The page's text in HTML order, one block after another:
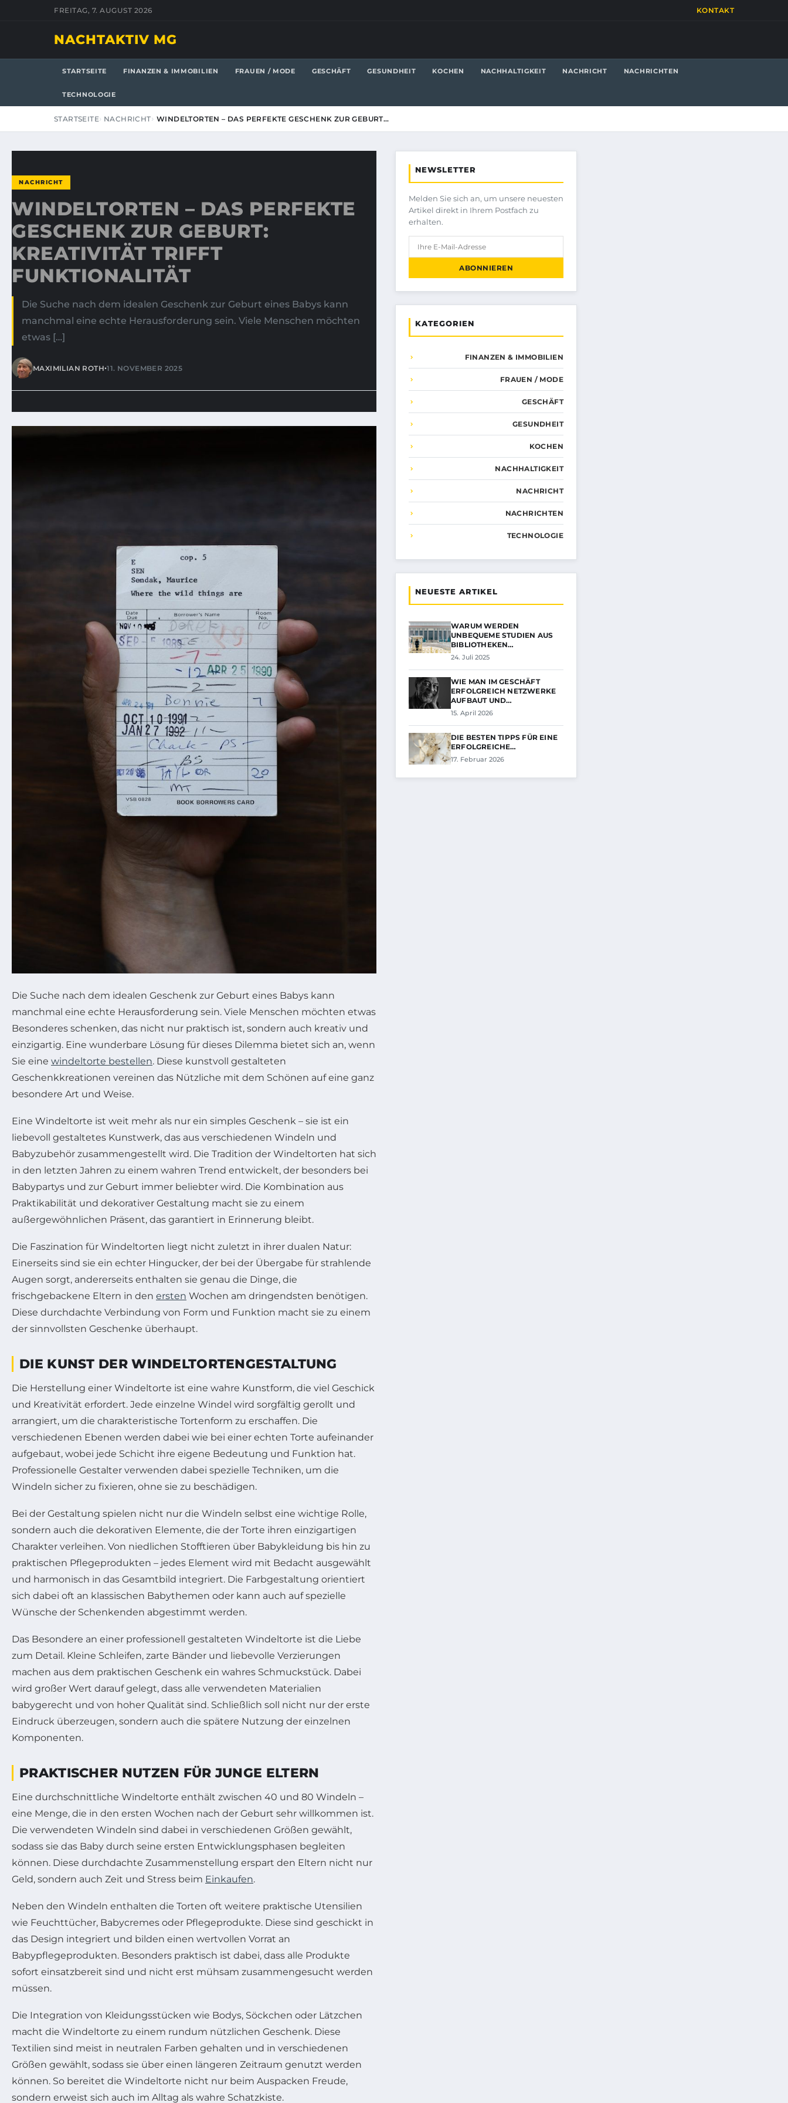
FREITAG, 7. AUGUST 2026 KONTAKT
NACHTAKTIV MG
STARTSEITE FINANZEN & IMMOBILIEN FRAUEN / MODE GESCHÄFT GESUNDHEIT KOCHEN NACHHALTIGKEIT NACHRICHT NACHRICHTEN
TECHNOLOGIE
STARTSEITE NACHRICHT WINDELTORTEN – DAS PERFEKTE GESCHENK ZUR GEBURT…
NACHRICHT
WINDELTORTEN – DAS PERFEKTE
GESCHENK ZUR GEBURT:
KREATIVITÄT TRIFFT
FUNKTIONALITÄT
Die Suche nach dem idealen Geschenk zur Geburt eines Babys kann
manchmal eine echte Herausforderung sein. Viele Menschen möchten
etwas […]
MAXIMILIAN ROTH•11. NOVEMBER 2025
Die Suche nach dem idealen Geschenk zur Geburt eines Babys kann
manchmal eine echte Herausforderung sein. Viele Menschen möchten etwas
Besonderes schenken, das nicht nur praktisch ist, sondern auch kreativ und
einzigartig. Eine wunderbare Lösung für dieses Dilemma bietet sich an, wenn
Sie eine windeltorte bestellen. Diese kunstvoll gestalteten
Geschenkkreationen vereinen das Nützliche mit dem Schönen auf eine ganz
besondere Art und Weise.
Eine Windeltorte ist weit mehr als nur ein simples Geschenk – sie ist ein
liebevoll gestaltetes Kunstwerk, das aus verschiedenen Windeln und
Babyzubehör zusammengestellt wird. Die Tradition der Windeltorten hat sich
in den letzten Jahren zu einem wahren Trend entwickelt, der besonders bei
Babypartys und zur Geburt immer beliebter wird. Die Kombination aus
Praktikabilität und dekorativer Gestaltung macht sie zu einem
außergewöhnlichen Präsent, das garantiert in Erinnerung bleibt.
Die Faszination für Windeltorten liegt nicht zuletzt in ihrer dualen Natur:
Einerseits sind sie ein echter Hingucker, der bei der Übergabe für strahlende
Augen sorgt, andererseits enthalten sie genau die Dinge, die
frischgebackene Eltern in den ersten Wochen am dringendsten benötigen.
Diese durchdachte Verbindung von Form und Funktion macht sie zu einem
der sinnvollsten Geschenke überhaupt.
DIE KUNST DER WINDELTORTENGESTALTUNG
Die Herstellung einer Windeltorte ist eine wahre Kunstform, die viel Geschick
und Kreativität erfordert. Jede einzelne Windel wird sorgfältig gerollt und
arrangiert, um die charakteristische Tortenform zu erschaffen. Die
verschiedenen Ebenen werden dabei wie bei einer echten Torte aufeinander
aufgebaut, wobei jede Schicht ihre eigene Bedeutung und Funktion hat.
Professionelle Gestalter verwenden dabei spezielle Techniken, um die
Windeln sicher zu fixieren, ohne sie zu beschädigen.
Bei der Gestaltung spielen nicht nur die Windeln selbst eine wichtige Rolle,
sondern auch die dekorativen Elemente, die der Torte ihren einzigartigen
Charakter verleihen. Von niedlichen Stofftieren über Babykleidung bis hin zu
praktischen Pflegeprodukten – jedes Element wird mit Bedacht ausgewählt
und harmonisch in das Gesamtbild integriert. Die Farbgestaltung orientiert
sich dabei oft an klassischen Babythemen oder kann auch auf spezielle
Wünsche der Schenkenden abgestimmt werden.
Das Besondere an einer professionell gestalteten Windeltorte ist die Liebe
zum Detail. Kleine Schleifen, zarte Bänder und liebevolle Verzierungen
machen aus dem praktischen Geschenk ein wahres Schmuckstück. Dabei
wird großer Wert darauf gelegt, dass alle verwendeten Materialien
babygerecht und von hoher Qualität sind. Schließlich soll nicht nur der erste
Eindruck überzeugen, sondern auch die spätere Nutzung der einzelnen
Komponenten.
PRAKTISCHER NUTZEN FÜR JUNGE ELTERN
Eine durchschnittliche Windeltorte enthält zwischen 40 und 80 Windeln –
eine Menge, die in den ersten Wochen nach der Geburt sehr willkommen ist.
Die verwendeten Windeln sind dabei in verschiedenen Größen gewählt,
sodass sie das Baby durch seine ersten Entwicklungsphasen begleiten
können. Diese durchdachte Zusammenstellung erspart den Eltern nicht nur
Geld, sondern auch Zeit und Stress beim Einkaufen.
Neben den Windeln enthalten die Torten oft weitere praktische Utensilien
wie Feuchttücher, Babycremes oder Pflegeprodukte. Diese sind geschickt in
das Design integriert und bilden einen wertvollen Vorrat an
Babypflegeprodukten. Besonders praktisch ist dabei, dass alle Produkte
sofort einsatzbereit sind und nicht erst mühsam zusammengesucht werden
müssen.
Die Integration von Kleidungsstücken wie Bodys, Söckchen oder Lätzchen
macht die Windeltorte zu einem rundum nützlichen Geschenk. Diese
Textilien sind meist in neutralen Farben gehalten und in verschiedenen
Größen gewählt, sodass sie über einen längeren Zeitraum genutzt werden
können. So bereitet die Windeltorte nicht nur beim Auspacken Freude,
sondern erweist sich auch im Alltag als wahre Schatzkiste.
NEWSLETTER
Melden Sie sich an, um unsere neuesten
Artikel direkt in Ihrem Postfach zu
erhalten.
ABONNIEREN
KATEGORIEN
FINANZEN & IMMOBILIEN
FRAUEN / MODE
GESCHÄFT
GESUNDHEIT
KOCHEN
NACHHALTIGKEIT
NACHRICHT
NACHRICHTEN
TECHNOLOGIE
NEUESTE ARTIKEL
WARUM WERDEN
UNBEQUEME STUDIEN AUS
BIBLIOTHEKEN…
24. Juli 2025
WIE MAN IM GESCHÄFT
ERFOLGREICH NETZWERKE
AUFBAUT UND…
15. April 2026
DIE BESTEN TIPPS FÜR EINE
ERFOLGREICHE…
17. Februar 2026